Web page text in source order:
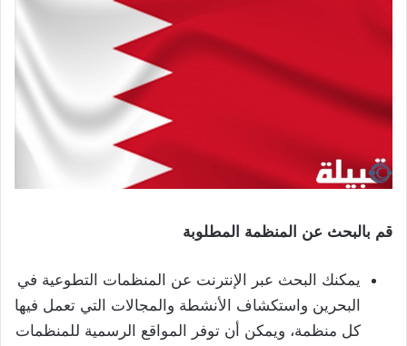
قم بالبحث عن المنظمة المطلوبة
يمكنك البحث عبر الإنترنت عن المنظمات التطوعية في
البحرين واستكشاف الأنشطة والمجالات التي تعمل فيها
كل منظمة، ويمكن أن توفر المواقع الرسمية للمنظمات